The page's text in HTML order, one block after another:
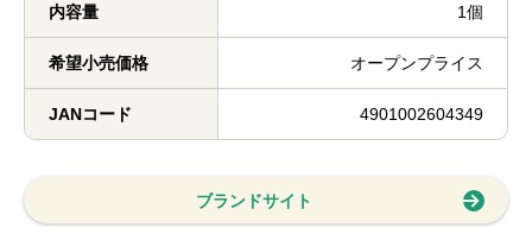
内容量 1個
希望小売価格 オープンプライス
JANコード 4901002604349
ブランドサイト